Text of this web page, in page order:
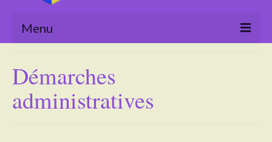
Menu
La Mairie
Le village
Démarches
administratives